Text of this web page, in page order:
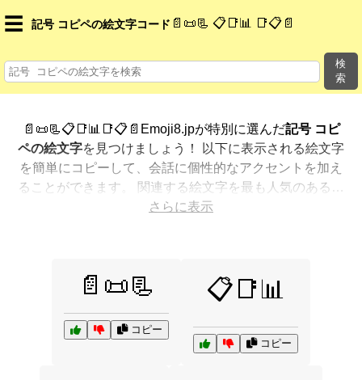
☰ 記号 コピペの絵文字コード 📄📜📃 📋📑📊 📑📋📄
検
索
📄📜📃📋📑📊📑📋📄Emoji8.jpが特別に選んだ記号 コピ
ペの絵文字を見つけましょう！ 以下に表示される絵文字
を簡単にコピーして、会話に個性的なアクセントを加え
ることができます。 関連する絵文字を最も人気のある順
に表示しました。さらに多くのオプションが欲しいです
さらに表示
📄📜📃
コピー
📋📑📊
コピー